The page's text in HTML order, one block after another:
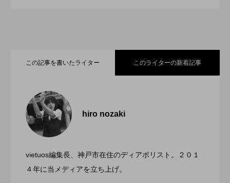
この記事を書いたライター このライターの新着記事
hiro nozaki
vietuos編集長、神戸市在住のディアボリスト。２０１
４年に当メディアを立ち上げ。
2022.06.21
2022.06.21
2022.06.21
催。運営スタッフも募集中。